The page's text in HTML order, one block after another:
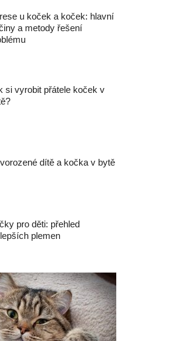
u koček a koček: hlavní
a metody řešení
si vyrobit přátele koček v
dítě a kočka v bytě
pro děti: přehled
plemen